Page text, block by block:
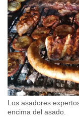
Los asadores
encima del asado.